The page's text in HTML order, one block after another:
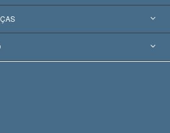
do Mundo
Direitos Humanos